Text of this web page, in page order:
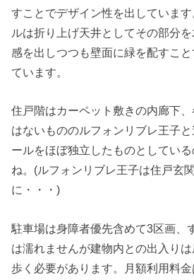
すことでデザイン性を出していま
ルは折り上げ天井としてその部分
感を出しつつも壁面に緑を配すこ
ています。
住戸階はカーペット敷きの内廊下
はないもののルフォンリブレ王子
ールをほぼ独立したものとしてい
ね。(ルフォンリブレ王子は住戸玄
に・・・)
駐車場は身障者優先含めて3区画、
は濡れませんが建物内との出入り
歩く必要があります。月額利用料